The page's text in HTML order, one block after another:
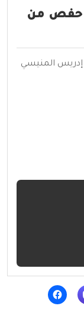
حفص من
إدريس المنيسي